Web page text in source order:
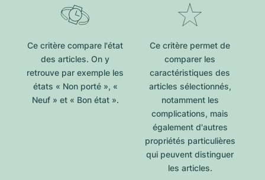
Ce critère compare l'état
des articles. On y
retrouve par exemple les
états « Non porté », «
Neuf » et « Bon état ».
Ce critère permet de
comparer les
caractéristiques des
articles sélectionnés,
notamment les
complications, mais
également d'autres
propriétés particulières
qui peuvent distinguer
les articles.